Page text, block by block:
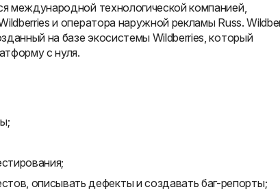
международной технологической компанией,
и оператора наружной рекламы Russ.
на базе экосистемы Wildberries, который
с нуля.
описывать дефекты и создавать баг-репорты;